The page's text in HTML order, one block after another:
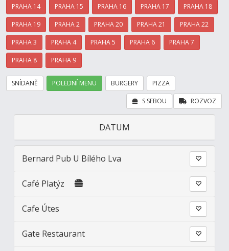
PRAHA 14 PRAHA 15 PRAHA 16 PRAHA 17 PRAHA 18
PRAHA 19 PRAHA 2 PRAHA 20 PRAHA 21 PRAHA 22
PRAHA 3 PRAHA 4 PRAHA 5 PRAHA 6 PRAHA 7
PRAHA 8 PRAHA 9
SNÍDANĚ POLEDNÍ MENU BURGERY PIZZA
ROZVOZ
S SEBOU
DATUM
Bernard Pub U Bílého Lva
Café Platýz
Cafe Útes
Gate Restaurant